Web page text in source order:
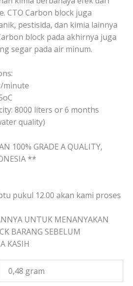
CTO Carbon block juga
pestisida, dan kimia lainnya
block pada akhirnya juga
segar pada air minum.
minute
8000 liters or 6 months
quality)
100% GRADE A QUALITY,
**
pukul 12.00 akan kami proses
UNTUK MENANYAKAN
BARANG SEBELUM
KASIH
0,48 gram